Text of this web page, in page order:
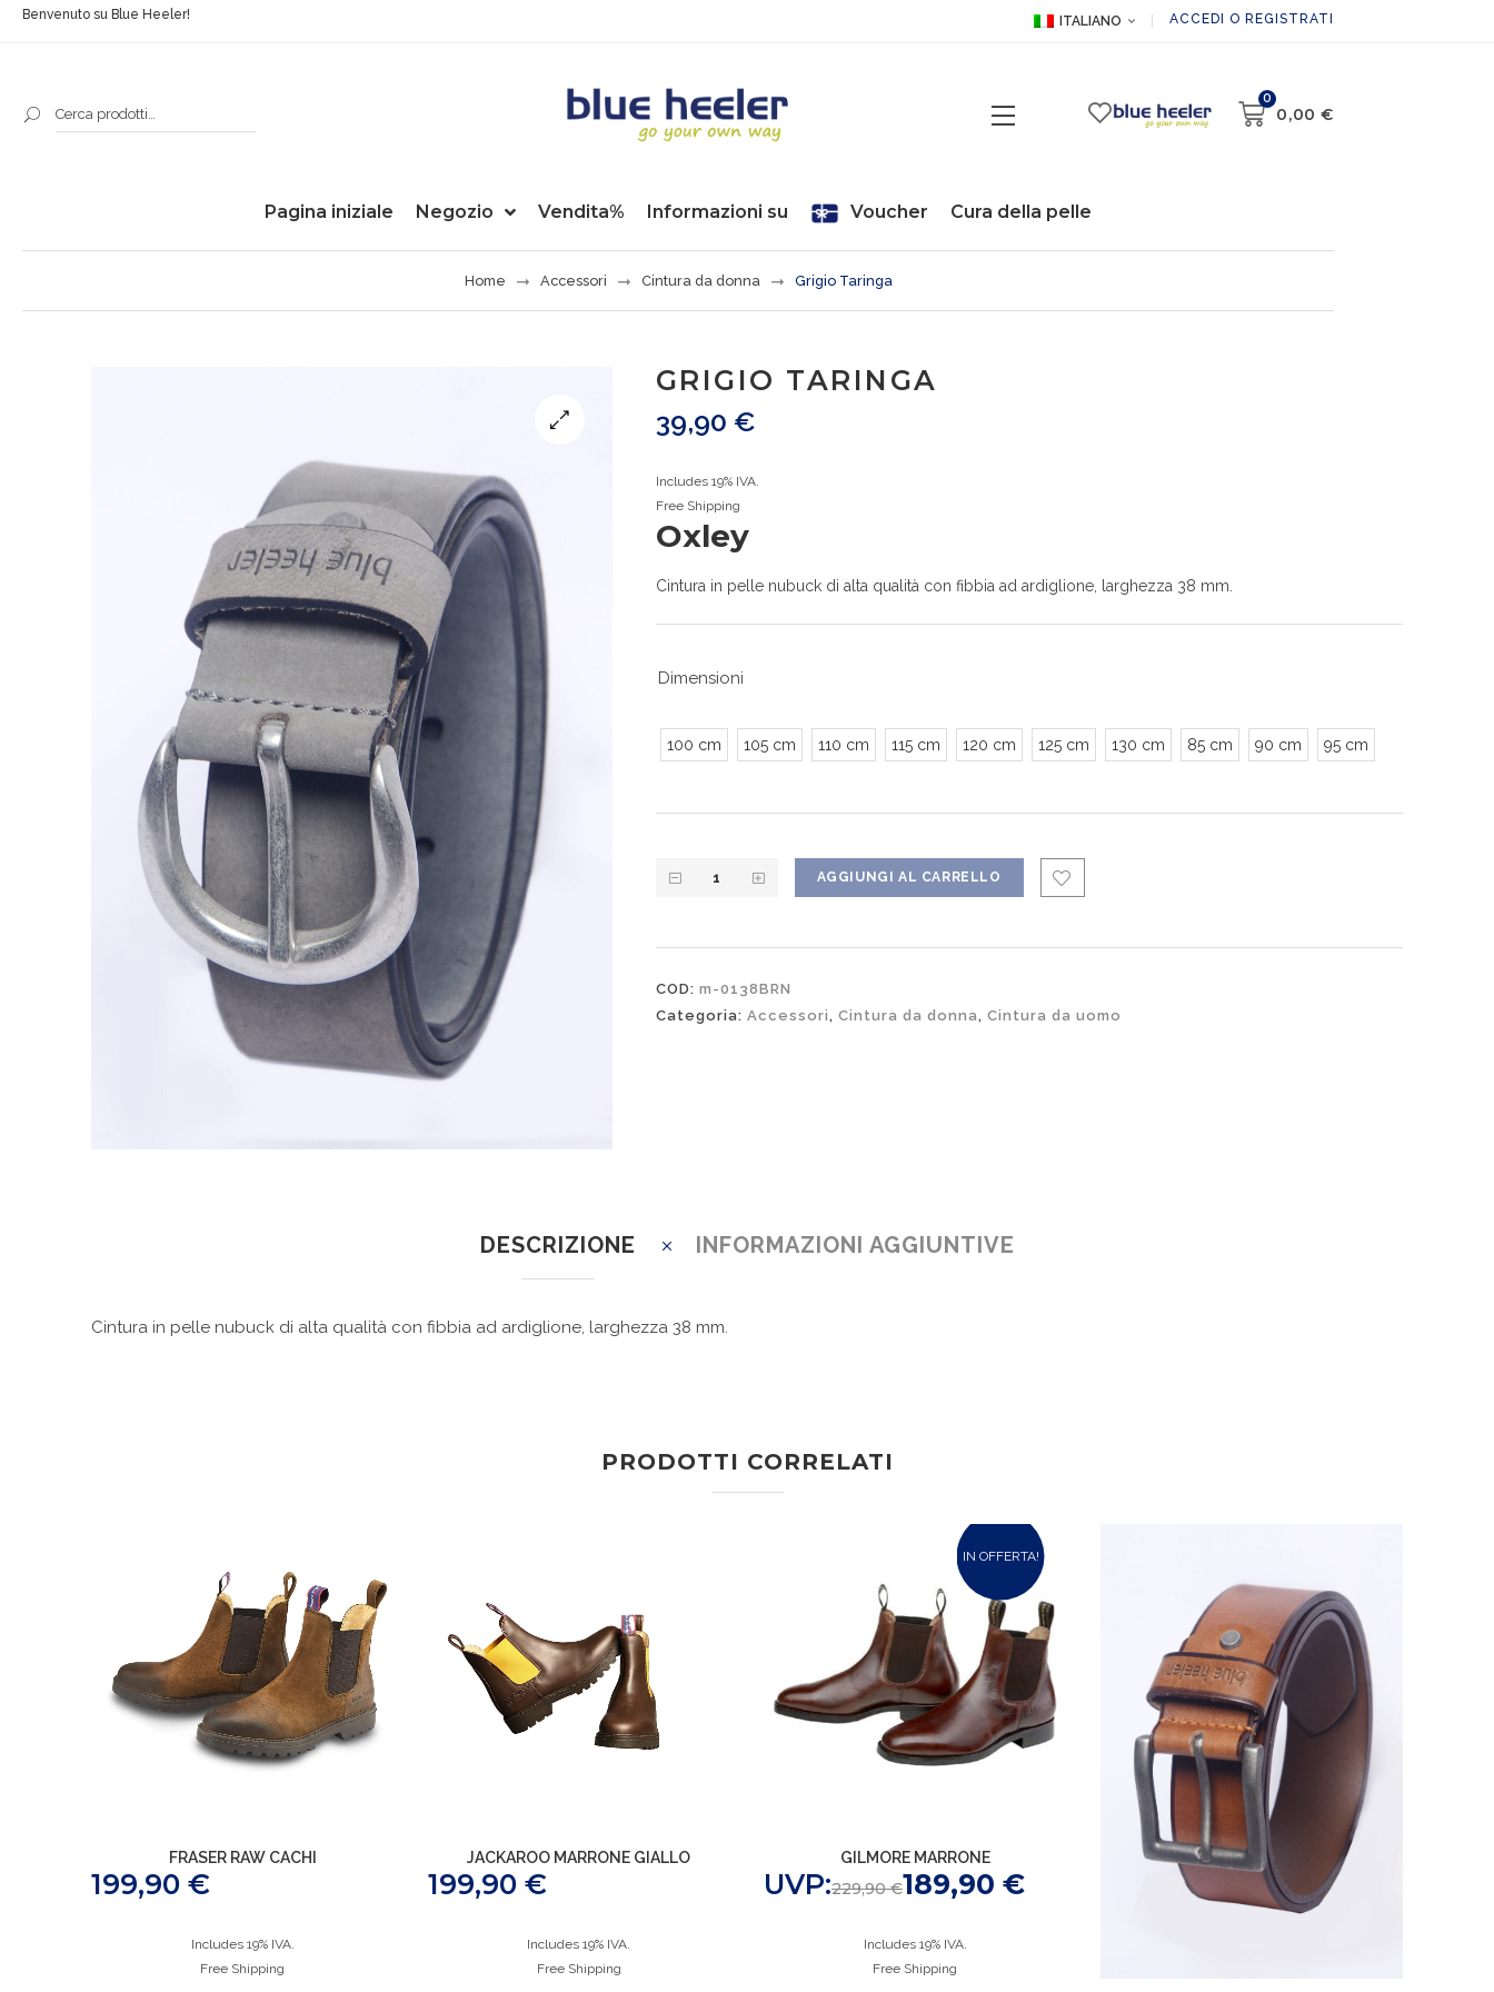
Benvenuto su Blue Heeler! ITALIANO ACCEDI O REGISTRATI
0,00€
0
Pagina iniziale Negozio Vendita% Informazioni su Voucher Cura della pelle
Home Accessori Cintura da donna Grigio Taringa
GRIGIO TARINGA
39,90 €
Includes 19% IVA.
Free Shipping
Oxley
Cintura in pelle nubuck di alta qualità con fibbia ad ardiglione, larghezza 38 mm.
Dimensioni
100 cm 105 cm 110 cm 115 cm 120 cm 125 cm 130 cm 85 cm 90 cm 95 cm
AGGIUNGI AL CARRELLO
COD: m-0138BRN
Categoria: Accessori, Cintura da donna, Cintura da uomo
DESCRIZIONE INFORMAZIONI AGGIUNTIVE
Cintura in pelle nubuck di alta qualità con fibbia ad ardiglione, larghezza 38 mm.
PRODOTTI CORRELATI
FRASER RAW CACHI
199,90 €
Includes 19% IVA.
Free Shipping
JACKAROO MARRONE GIALLO
199,90 €
Includes 19% IVA.
Free Shipping
IN OFFERTA!
GILMORE MARRONE
UVP:229,90€189,90 €
Includes 19% IVA.
Free Shipping